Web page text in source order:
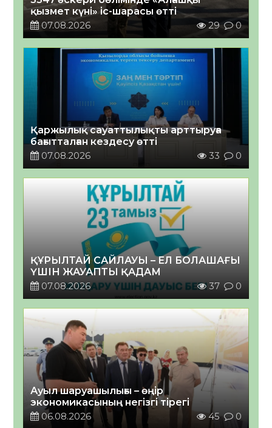
қызмет күні» іс-шарасы өтті
07.08.2026
29 0
Қаржылық сауаттылықты арттыруға
бағытталған кездесу өтті
07.08.2026
33 0
ҚҰРЫЛТАЙ САЙЛАУЫ – ЕЛ БОЛАШАҒЫ
ҮШІН ЖАУАПТЫ ҚАДАМ
07.08.2026
37 0
Ауыл шаруашылығы – өңір
экономикасының негізгі тірегі
06.08.2026
45 0